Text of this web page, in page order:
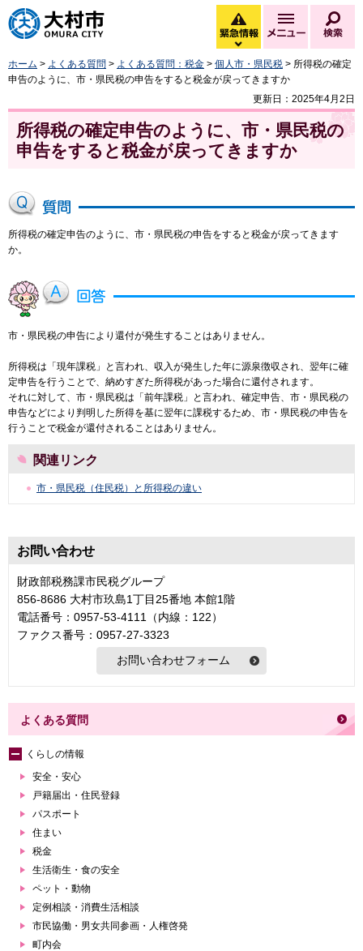
大村市
緊急情報
緊急情報を開く
メニュー
ホーム > よくある質問 > よくある質問：税金 > 個人市・県民税 > 所得税の確定
申告のように、市・県民税の申告をすると税金が戻ってきますか
更新日：2025年4月2日
所得税の確定申告のように、市・県民税の
申告をすると税金が戻ってきますか
所得税の確定申告のように、市・県民税の申告をすると税金が戻ってきます
か。
市・県民税の申告により還付が発生することはありません。
所得税は「現年課税」と言われ、収入が発生した年に源泉徴収され、翌年に確
定申告を行うことで、納めすぎた所得税があった場合に還付されます。
それに対して、市・県民税は「前年課税」と言われ、確定申告、市・県民税の
申告などにより判明した所得を基に翌年に課税するため、市・県民税の申告を
行うことで税金が還付されることはありません。
関連リンク
市・県民税（住民税）と所得税の違い
お問い合わせ
財政部税務課市民税グループ
856-8686 大村市玖島1丁目25番地 本館1階
電話番号：0957-53-4111（内線：122）
ファクス番号：0957-27-3323
よくある質問
くらしの情報
安全・安心
戸籍届出・住民登録
パスポート
住まい
税金
生活衛生・食の安全
ペット・動物
定例相談・消費生活相談
市民協働・男女共同参画・人権啓発
町内会